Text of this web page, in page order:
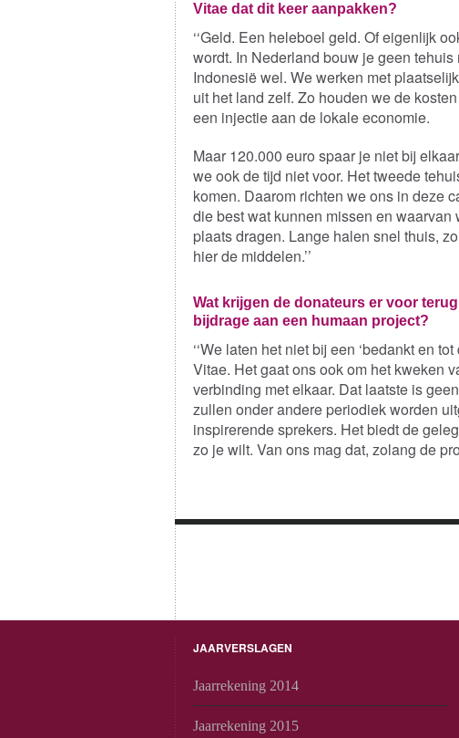
Vitae dat dit keer aanpakken?
‘‘Geld. Een heleboel geld. Of eigenlijk
wordt. In Nederland bouw je geen
Indonesië wel. We werken met
uit het land zelf. Zo houden we de
een injectie aan de lokale economie.
Maar 120.000 euro spaar je niet bij
we ook de tijd niet voor. Het tweede
komen. Daarom richten we ons in deze
die best wat kunnen missen en
plaats dragen. Lange halen snel thuis,
hier de middelen.’’
Wat krijgen de donateurs er voor
bijdrage aan een humaan project?
‘‘We laten het niet bij een ‘bedankt en
Vitae. Het gaat ons ook om het kweken
verbinding met elkaar. Dat laatste is
zullen onder andere periodiek worden
inspirerende sprekers. Het biedt de
zo je wilt. Van ons mag dat, zolang de
JAARVERSLAGEN
Jaarrekening 2014
Jaarrekening 2015